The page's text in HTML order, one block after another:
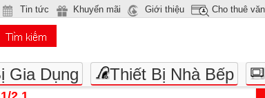
Tin tức Khuyến mãi Giới thiệu Cho thuê
Gia Dụng Thiết Bị Nhà Bếp